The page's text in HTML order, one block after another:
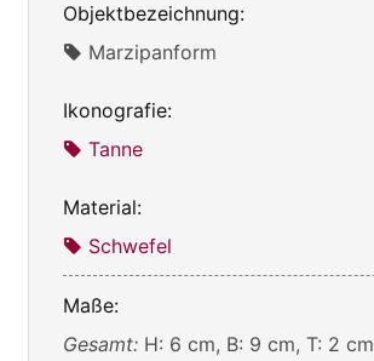
Objektbezeichnung:
Marzipanform
Ikonografie:
Tanne
Material:
Schwefel
Maße:
Gesamt: H: 6 cm, B: 9 cm, T: 2 cm